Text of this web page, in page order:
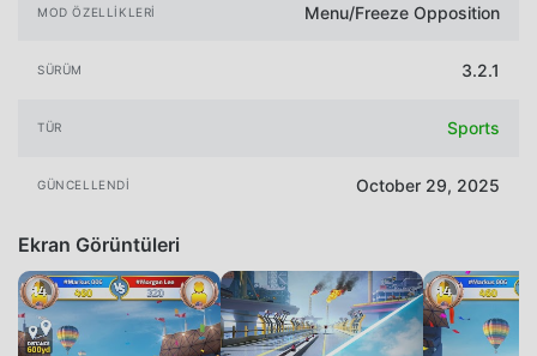
MOD ÖZELLIKLERI Menu/Freeze Opposition
SÜRÜM 3.2.1
TÜR Sports
GÜNCELLENDI October 29, 2025
Ekran Görüntüleri